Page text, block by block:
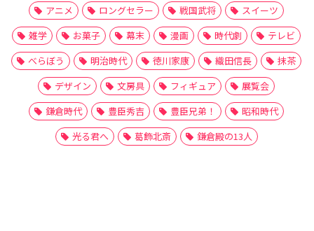
アニメ
ロングセラー 戦国武将
スイーツ
雑学
お菓子 幕末 漫画 時代劇
テレビ
べらぼう
明治時代 徳川家康 織田信長
抹茶
デザイン
文房具 フィギュア
展覧会
鎌倉時代
豊臣秀吉 豊臣兄弟！
昭和時代
光る君へ
葛飾北斎 鎌倉殿の13人